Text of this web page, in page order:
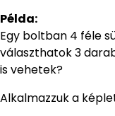
Példa:
Egy boltban 4 féle
választhatok 3
is vehetek?
Alkalmazzuk a